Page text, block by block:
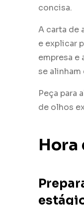
concisa.
A carta de
e explicar
empresa e
se
Peça para
de olhos
Hora